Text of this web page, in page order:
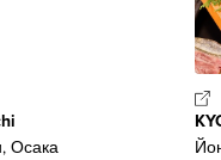
Осака